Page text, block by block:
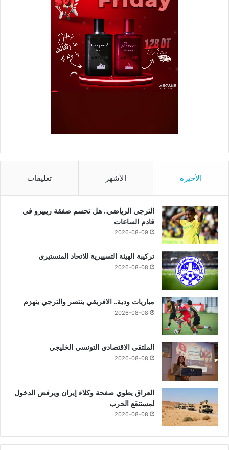
الأخيرة الأشهر تعليقات
الترجي الرياضي.. هل تحسم صفقة ريبيرو في
قادم الساعات
2026-08-09
تركيبة الهيئة التسييرية للاتحاد المنستيري
2026-08-08
مباريات ودية.. الافريقي ينتصر والترجي ينهزم
2026-08-08
الملتقى الاقتصادي التونسي الخليجي
2026-08-08
العراق يطوي صفحة وكلاء إيران ويرفض الدخول
لمستنقع الحرب
2026-08-08